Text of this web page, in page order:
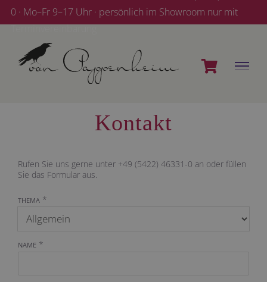
Zum
Inhalt
0 · Mo–Fr 9–17 Uhr · persönlich im Showroom nur mit
Terminvereinbarung
Kontakt
Rufen Sie uns gerne unter +49 (5422) 46331-0 an oder füllen
Sie das Formular aus.
THEMA *
NAME *